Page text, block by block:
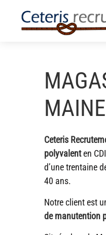
Ceteris
polyvalenten
d’une trentaine
40 ans.
Notre client est
de manutention